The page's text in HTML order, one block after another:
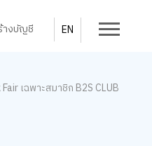
างบัญชี EN
เฉพาะสมาชิก B2S CLUB